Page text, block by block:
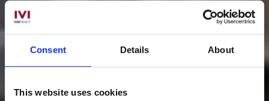
Consent Details About
This website uses cookies